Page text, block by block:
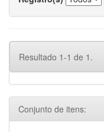
Resultado 1-1 de 1.
Conjunto de itens: